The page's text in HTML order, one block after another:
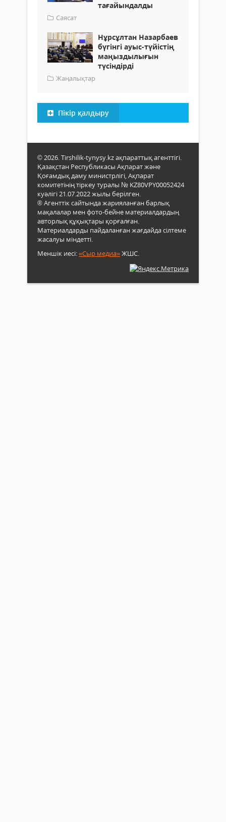
тағайындалды
Саясат
Нұрсұлтан Назарбаев
бүгінгі ауыс-түйістің
маңыздылығын
түсіндірді
Жаңалықтар
Пікір қалдыру
© 2026. Tirshilik-tynysy.kz ақпараттық агенттігі.
Қазақстан Республикасы Ақпарат және
Қоғамдық даму министрлігі, Ақпарат
комитетінің тіркеу туралы № KZ80VPY00052424
куәлігі 21.07.2022 жылы берілген.
® Агенттік сайтында жарияланған барлық
мақалалар мен фото-бейне материалдардың
авторлық құқықтары қорғалған.
Материалдарды пайдаланған жағдайда сілтеме
жасалуы міндетті.
Меншік иесі:«Сыр медиа»ЖШС.